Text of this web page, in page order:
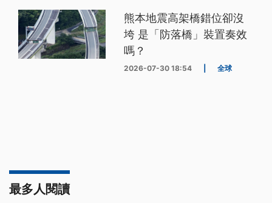
熊本地震高架橋錯位卻沒
垮 是「防落橋」裝置奏效
嗎？
2026-07-30 18:54 全球
最多人閱讀